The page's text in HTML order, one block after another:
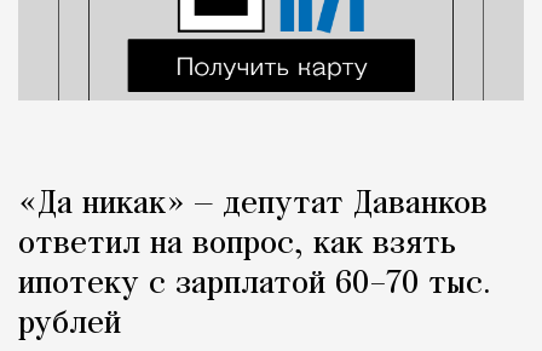
«Да никак» — депутат Даванков
ответил на вопрос, как взять
ипотеку с зарплатой 60–70 тыс.
рублей